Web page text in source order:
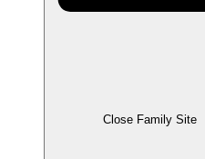
Close Family Site